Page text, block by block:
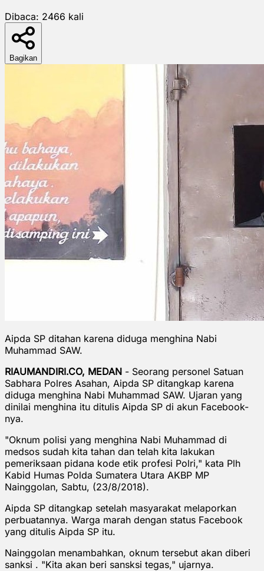
Dibaca: 2466 kali
Bagikan
Aipda SP ditahan karena diduga menghina Nabi
Muhammad SAW.
RIAUMANDIRI.CO, MEDAN - Seorang personel Satuan
Sabhara Polres Asahan, Aipda SP ditangkap karena
diduga menghina Nabi Muhammad SAW. Ujaran yang
dinilai menghina itu ditulis Aipda SP di akun Facebook-
nya.
"Oknum polisi yang menghina Nabi Muhammad di
medsos sudah kita tahan dan telah kita lakukan
pemeriksaan pidana kode etik profesi Polri," kata Plh
Kabid Humas Polda Sumatera Utara AKBP MP
Nainggolan, Sabtu, (23/8/2018).
Aipda SP ditangkap setelah masyarakat melaporkan
perbuatannya. Warga marah dengan status Facebook
yang ditulis Aipda SP itu.
Nainggolan menambahkan, oknum tersebut akan diberi
sanksi . "Kita akan beri sansksi tegas," ujarnya.